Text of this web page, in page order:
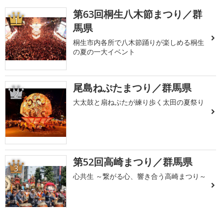
1
第63回桐生八木節まつり／群
馬県
桐生市内各所で八木節踊りが楽しめる桐生
の夏の一大イベント
2 尾島ねぷたまつり／群馬県
大太鼓と扇ねぷたが練り歩く太田の夏祭り
3 第52回高崎まつり／群馬県
心共生 ～繋がる心、響き合う高崎まつり～